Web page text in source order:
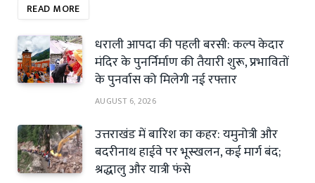
READ MORE
धराली आपदा की पहली बरसी: कल्प केदार
मंदिर के पुनर्निर्माण की तैयारी शुरू, प्रभावितों
के पुनर्वास को मिलेगी नई रफ्तार
AUGUST 6, 2026
उत्तराखंड में बारिश का कहर: यमुनोत्री और
बदरीनाथ हाईवे पर भूस्खलन, कई मार्ग बंद;
श्रद्धालु और यात्री फंसे